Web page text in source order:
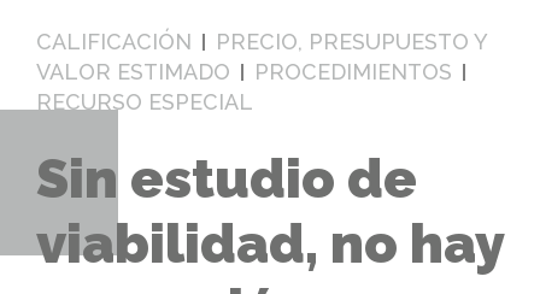
CALIFICACIÓN
PRECIO, PRESUPUESTO Y
VALOR ESTIMADO
PROCEDIMIENTOS
RECURSO ESPECIAL
Sin estudio de
viabilidad, no hay